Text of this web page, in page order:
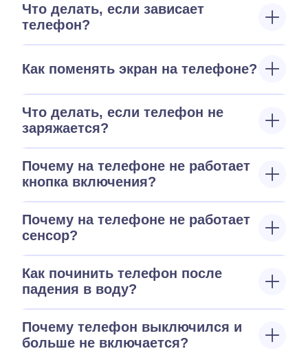
Что делать, если зависает
телефон?
Как поменять экран на телефоне?
Что делать, если телефон не
заряжается?
Почему на телефоне не работает
кнопка включения?
Почему на телефоне не работает
сенсор?
Как починить телефон после
падения в воду?
Почему телефон выключился и
больше не включается?